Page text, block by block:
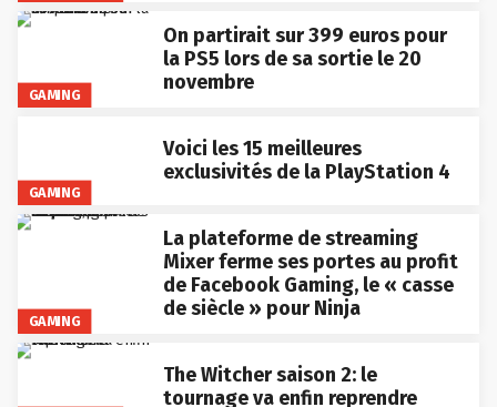
GAMING
On partirait sur 399 euros pour
la PS5 lors de sa sortie le 20
novembre
GAMING
Voici les 15 meilleures
exclusivités de la PlayStation 4
GAMING
La plateforme de streaming
Mixer ferme ses portes au profit
de Facebook Gaming, le « casse
de siècle » pour Ninja
The Witcher saison 2: le
tournage va enfin reprendre